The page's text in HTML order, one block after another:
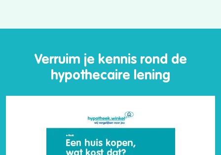
Verruim je kennis rond de
hypothecaire lening